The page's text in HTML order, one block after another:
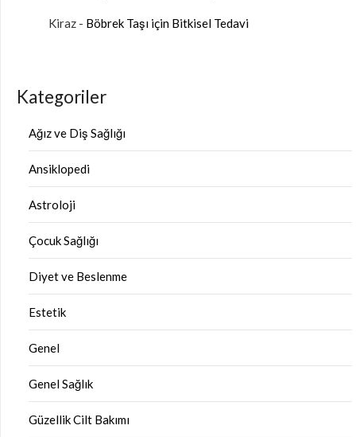
Kiraz - Böbrek Taşı için Bitkisel Tedavi
Kategoriler
Ağız ve Diş Sağlığı
Ansiklopedi
Astroloji
Çocuk Sağlığı
Diyet ve Beslenme
Estetik
Genel
Genel Sağlık
Güzellik Cilt Bakımı